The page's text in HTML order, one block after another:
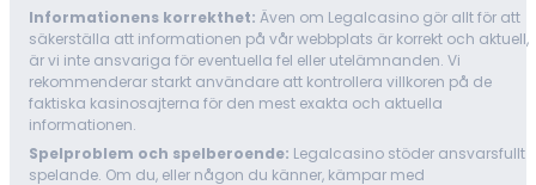
Informationens korrekthet: Även om Legalcasino gör allt för att
säkerställa att informationen på vår webbplats är korrekt och aktuell,
är vi inte ansvariga för eventuella fel eller utelämnanden. Vi
rekommenderar starkt användare att kontrollera villkoren på de
faktiska kasinosajterna för den mest exakta och aktuella
informationen.
Spelproblem och spelberoende: Legalcasino stöder ansvarsfullt
spelande. Om du, eller någon du känner, kämpar med